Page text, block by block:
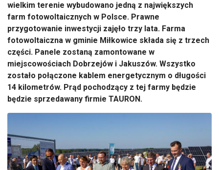
wielkim terenie wybudowano jedną z największych
farm fotowoltaicznych w Polsce. Prawne
przygotowanie inwestycji zajęło trzy lata. Farma
fotowoltaiczna w gminie Miłkowice składa się z trzech
części. Panele zostaną zamontowane w
miejscowościach Dobrzejów i Jakuszów. Wszystko
zostało połączone kablem energetycznym o długości
14 kilometrów. Prąd pochodzący z tej farmy będzie
będzie sprzedawany firmie TAURON.